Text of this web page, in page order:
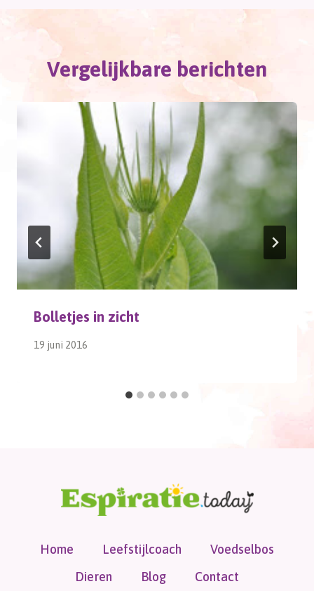
Vergelijkbare berichten
Bolletjes in zicht
19 juni 2016
Home Leefstijlcoach
Voedselbos
Dieren
Blog Contact